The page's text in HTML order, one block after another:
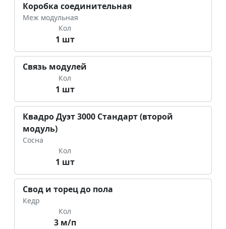
Коробка соединительная
Меж модульная
Кол
1 шт
Связь модулей
Кол
1 шт
Квадро Дуэт 3000 Стандарт (второй
модуль)
Сосна
Кол
1 шт
Свод и торец до пола
Кедр
Кол
3 м/п